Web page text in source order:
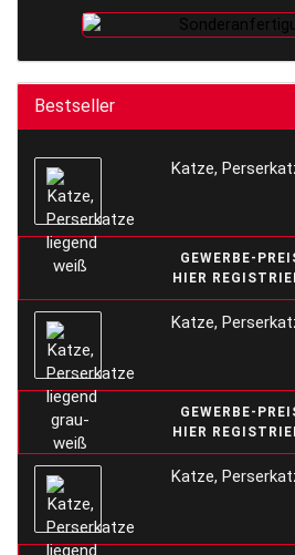
Bestseller
Katze,
GEWERBE-
HIER
Katze,
GEWERBE-
HIER
Katze,